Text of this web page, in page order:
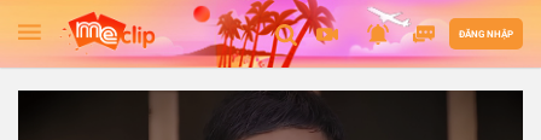
ĐĂNG NHẬP